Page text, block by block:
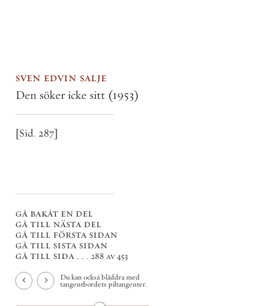
sven edvin salje
Den söker icke sitt (1953)
[Sid. 287]
gå bakåt en del
gå till nästa del
gå till första sidan
gå till sista sidan
gå till sida . . . 288 av 453
Du kan också bläddra med
tangentbordets piltangenter.